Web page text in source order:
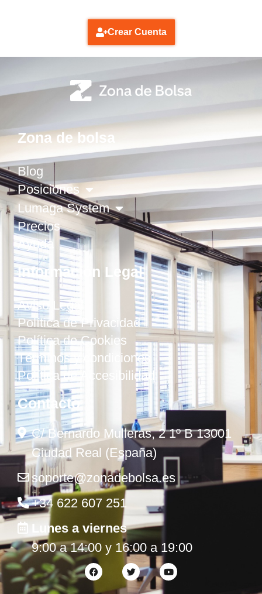
Crear Cuenta
Zona de bolsa
Blog
Posiciones
Lumaga System
Precios
Ayuda
Información Legal
Aviso Legal
Política de Privacidad
Política de Cookies
Términos y condiciones
Política de Accesibilidad
Contacto
C/ Bernardo Mulleras, 2 1º B 13001
Ciudad Real (España)
soporte@zonadebolsa.es
+34 622 607 251
Lunes a viernes
9:00 a 14:00 y 16:00 a 19:00